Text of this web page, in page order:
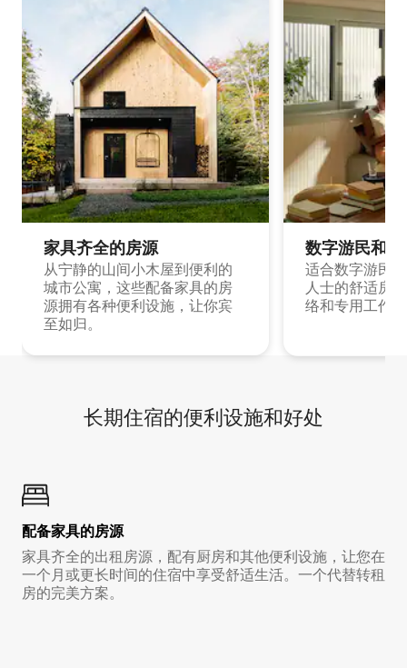
家具齐全的房源
从宁静的山间小木屋到便利的
城市公寓，这些配备家具的房
源拥有各种便利设施，让你宾
至如归。
数字游民和
适合数字游民
人士的舒适房
络和专用工作
长期住宿的便利设施和好处
配备家具的房源
家具齐全的出租房源，配有厨房和其他便利设施，让您在
一个月或更长时间的住宿中享受舒适生活。一个代替转租
房的完美方案。